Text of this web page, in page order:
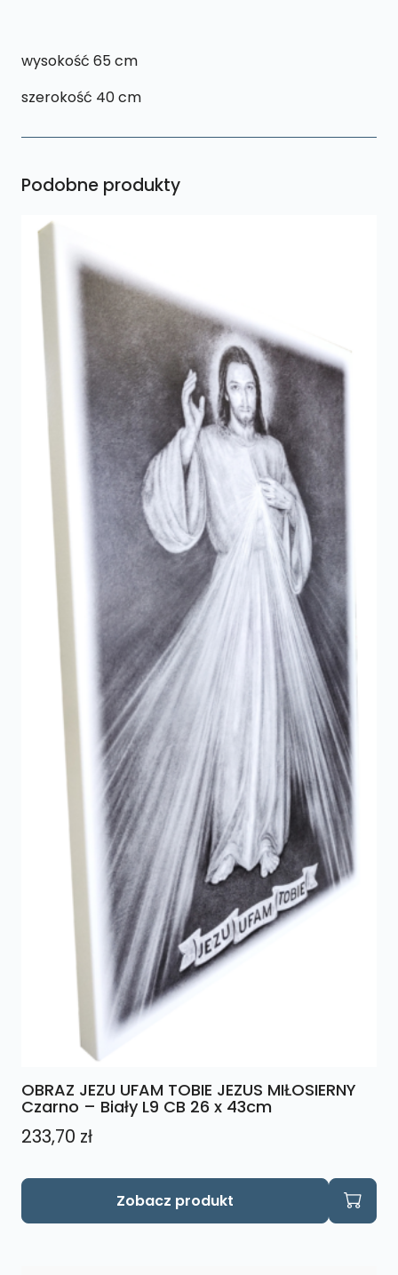
wysokość 65 cm
szerokość 40 cm
Podobne produkty
OBRAZ JEZU UFAM TOBIE JEZUS MIŁOSIERNY
Czarno – Biały L9 CB 26 x 43cm
233,70 zł
Zobacz produkt